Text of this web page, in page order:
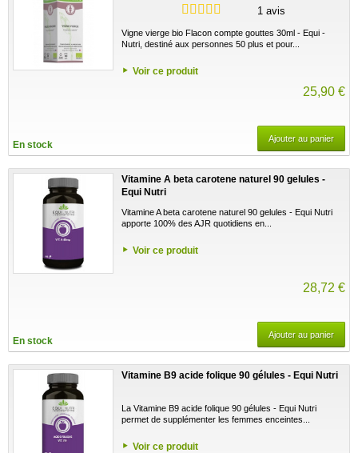
1 avis
Vigne vierge bio Flacon compte gouttes 30ml - Equi -
Nutri, destiné aux personnes 50 plus et pour...
Voir ce produit
25,90 €
En stock
Ajouter au panier
Vitamine A beta carotene naturel 90 gelules -
Equi Nutri
Vitamine A beta carotene naturel 90 gelules - Equi Nutri
apporte 100% des AJR quotidiens en...
Voir ce produit
28,72 €
En stock
Ajouter au panier
Vitamine B9 acide folique 90 gélules - Equi Nutri
La Vitamine B9 acide folique 90 gélules - Equi Nutri
permet de supplémenter les femmes enceintes...
Voir ce produit